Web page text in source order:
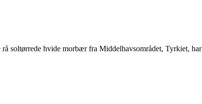
hvide morbær fra Middelhavsområdet, Tyrkiet,